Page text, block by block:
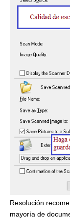
Resolución
mayoría de